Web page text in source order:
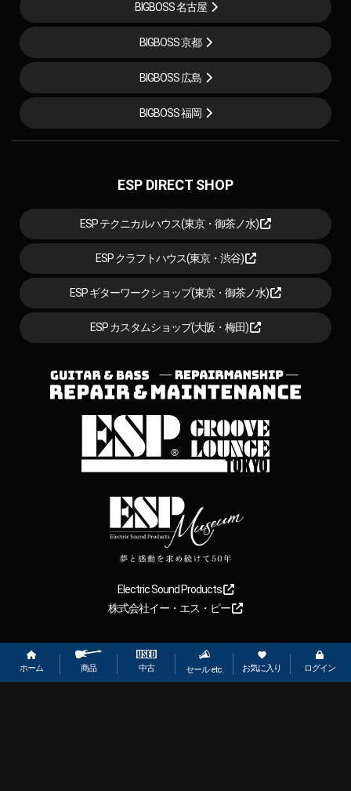
ホーム 商品 中古 セール etc. お気に入り ログイン
BIGBOSS 名古屋
BIGBOSS 京都
BIGBOSS 広島
BIGBOSS 福岡
ESP DIRECT SHOP
ESP テクニカルハウス(東京・御茶ノ水)
ESP クラフトハウス(東京・渋谷)
ESP ギターワークショップ(東京・御茶ノ水)
ESP カスタムショップ(大阪・梅田)
Electric Sound Products
株式会社イー・エス・ピー
Copyright 2026【ESP直営】BIGBOSS オンラインマーケット(ギター＆
ベース). All rights reserved.